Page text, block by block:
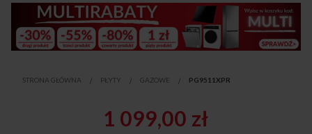
początek
galerii
STRONA GŁÓWNA PŁYTY GAZOWE PG9511XPR
1 099,00 zł